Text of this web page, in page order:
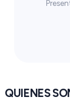
QUIENES